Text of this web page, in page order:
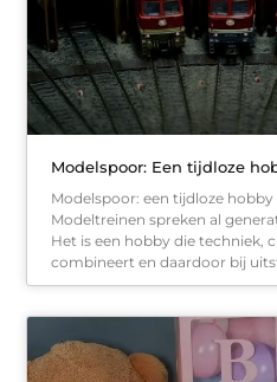
Modelspoor: Een tijdloze
Modelspoor: een tijdloze
Modeltreinen spreken al
Het is een hobby die techniek,
combineert en daardoor bij